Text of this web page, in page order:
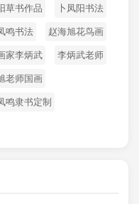
草书作品 卜凤阳书法
鸣书法 赵海旭花鸟画
家李炳武 李炳武老师
老师国画
鸣隶书定制